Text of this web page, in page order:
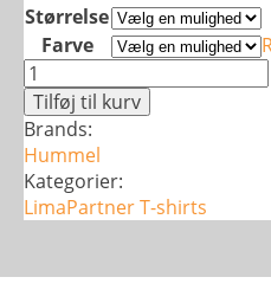
Størrelse
Farve
Hummel
Core
XK
T-
shirt
-
dame
Tilføj til kurv
Brands:
Hummel
Kategorier:
LimaPartnerT-shirts